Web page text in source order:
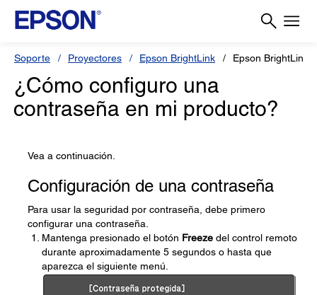
Soporte Proyectores Epson BrightLink Epson BrightLink
¿Cómo configuro una
contraseña en mi producto?
Vea a continuación.
Configuración de una contraseña
Para usar la seguridad por contraseña, debe primero
configurar una contraseña.
Mantenga presionado el botón Freeze del control remoto
durante aproximadamente 5 segundos o hasta que
aparezca el siguiente menú.